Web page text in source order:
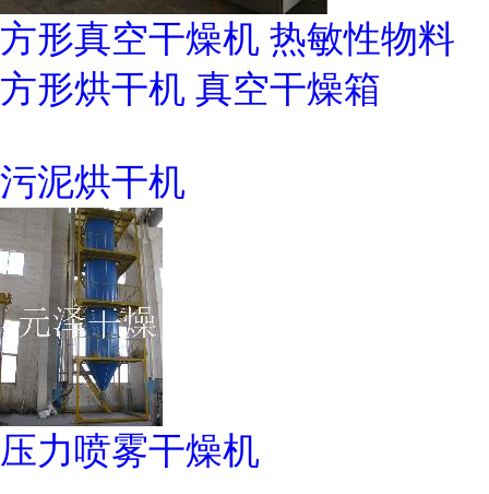
方形真空干燥机 热敏性物料
方形烘干机 真空干燥箱
污泥烘干机
压力喷雾干燥机